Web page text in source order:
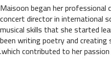
Maisoon began her professional
concert director in international
musical skills that she started
been writing poetry and
which contributed to her